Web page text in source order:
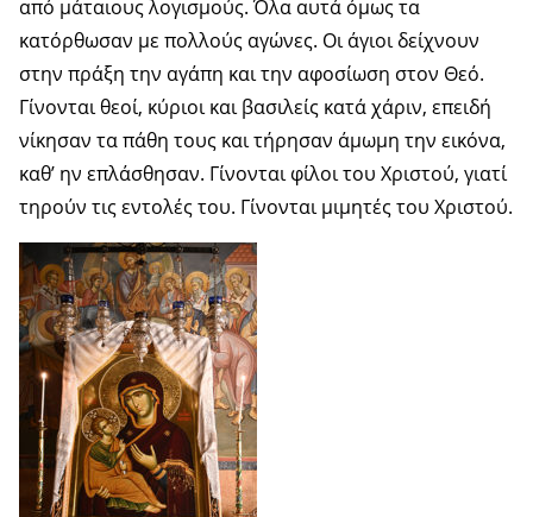
από μάταιους λογισμούς. Όλα αυτά όμως τα
κατόρθωσαν με πολλούς αγώνες. Οι άγιοι δείχνουν
στην πράξη την αγάπη και την αφοσίωση στον Θεό.
Γίνονται θεοί, κύριοι και βασιλείς κατά χάριν, επειδή
νίκησαν τα πάθη τους και τήρησαν άμωμη την εικόνα,
καθ’ ην επλάσθησαν. Γίνονται φίλοι του Χριστού, γιατί
τηρούν τις εντολές του. Γίνονται μιμητές του Χριστού.